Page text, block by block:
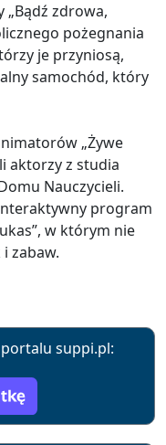
„Bądź zdrowa,
pożegnania
je przyniosą,
samochód, który
„Żywe
aktorzy z studia
Nauczycieli.
program
w którym nie
zabaw.
suppi.pl: